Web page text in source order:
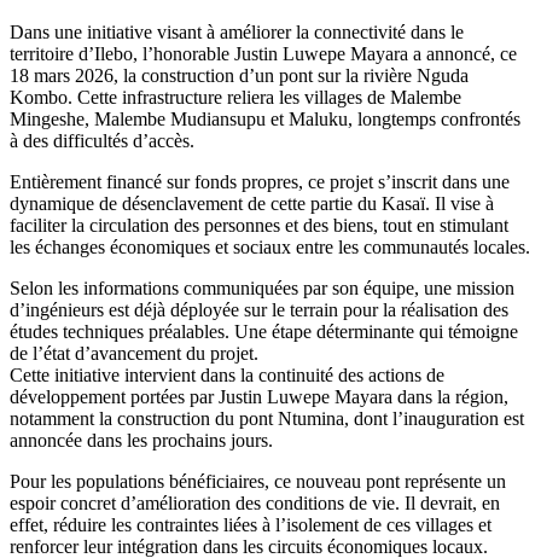
time
Dans une initiative visant à améliorer la connectivité dans le
territoire d’Ilebo, l’honorable Justin Luwepe Mayara a annoncé, ce
18 mars 2026, la construction d’un pont sur la rivière Nguda
Kombo. Cette infrastructure reliera les villages de Malembe
Mingeshe, Malembe Mudiansupu et Maluku, longtemps confrontés
à des difficultés d’accès.
Entièrement financé sur fonds propres, ce projet s’inscrit dans une
dynamique de désenclavement de cette partie du Kasaï. Il vise à
faciliter la circulation des personnes et des biens, tout en stimulant
les échanges économiques et sociaux entre les communautés locales.
Selon les informations communiquées par son équipe, une mission
d’ingénieurs est déjà déployée sur le terrain pour la réalisation des
études techniques préalables. Une étape déterminante qui témoigne
de l’état d’avancement du projet.
Cette initiative intervient dans la continuité des actions de
développement portées par Justin Luwepe Mayara dans la région,
notamment la construction du pont Ntumina, dont l’inauguration est
annoncée dans les prochains jours.
Pour les populations bénéficiaires, ce nouveau pont représente un
espoir concret d’amélioration des conditions de vie. Il devrait, en
effet, réduire les contraintes liées à l’isolement de ces villages et
renforcer leur intégration dans les circuits économiques locaux.